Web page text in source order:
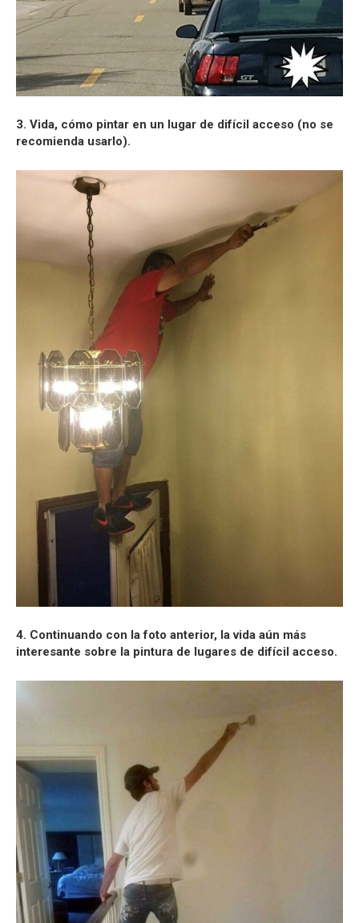
3. Vida, cómo pintar en un lugar de difícil acceso (no se
recomienda usarlo).
4. Continuando con la foto anterior, la vida aún más
interesante sobre la pintura de lugares de difícil acceso.